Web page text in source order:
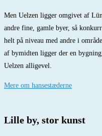
Men Uelzen ligger omgivet af
andre fine, gamle byer, så
helt på niveau med andre i
af bymidten ligger der en
Uelzen alligevel.
Mere om hansestæderne
Lille by, stor kunst